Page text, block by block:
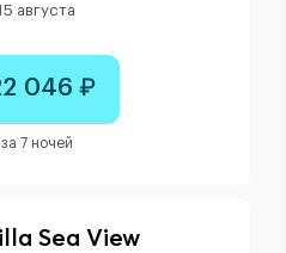
августа
046 ₽
7 ночей
Sea View